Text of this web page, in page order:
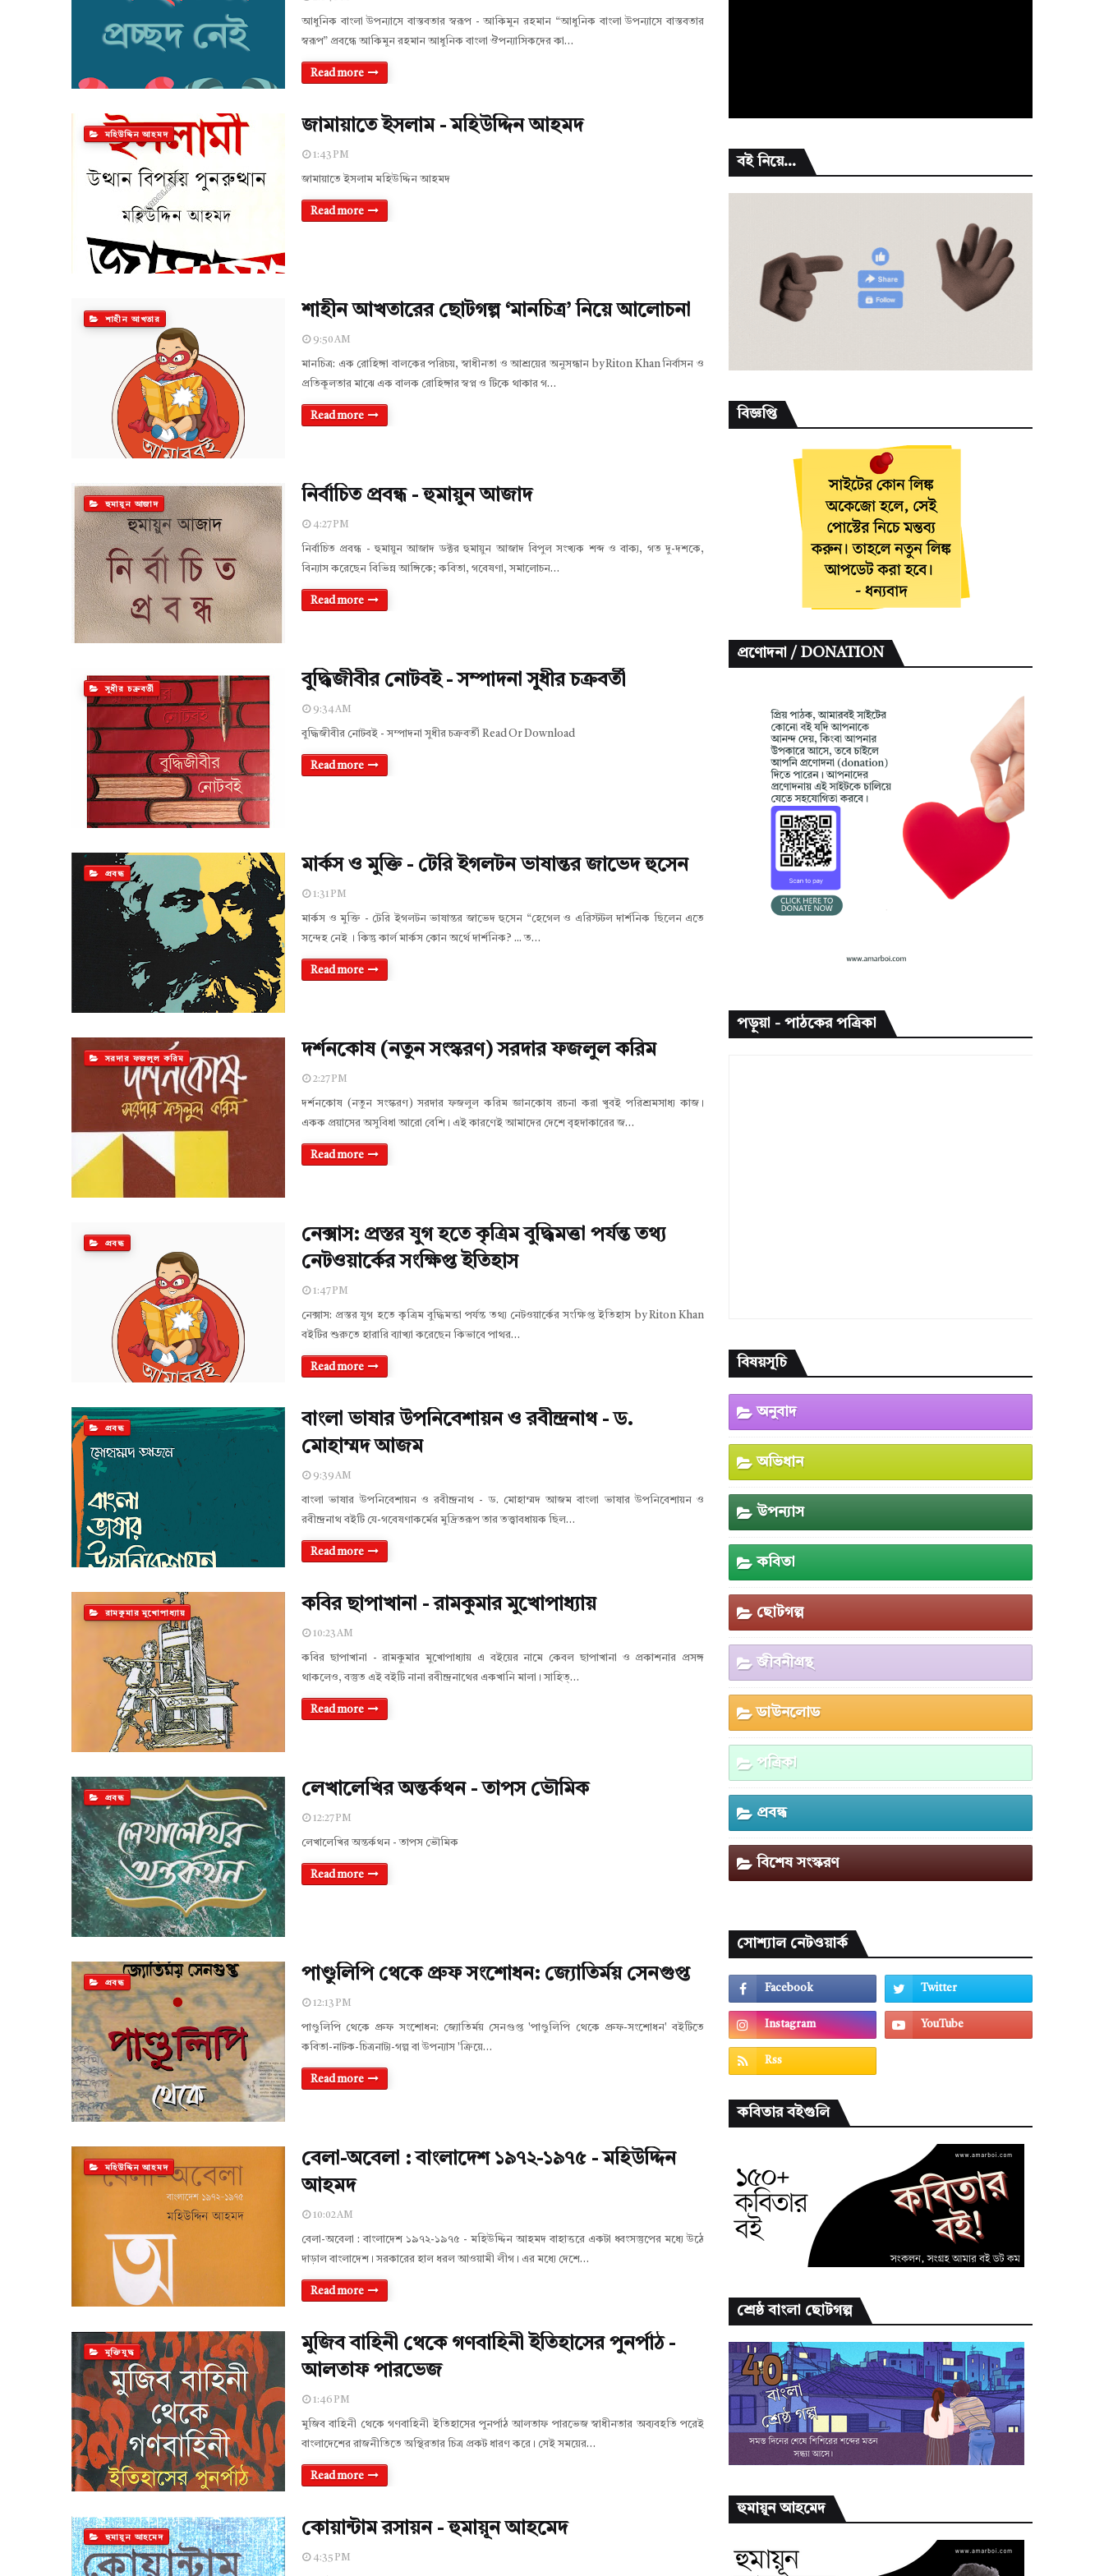
আধুনিক বাংলা উপন্যাসে বাস্তবতার স্বরূপ - আকিমুন রহমান “আধুনিক বাংলা উপন্যাসে বাস্তবতার
স্বরূপ” প্রবন্ধে আকিমুন রহমান আধুনিক বাংলা ঔপন্যাসিকদের কা…
Read more
মহিউদ্দিন আহমদ জামায়াতে ইসলাম - মহিউদ্দিন আহমদ
1:43 PM
জামায়াতে ইসলাম মহিউদ্দিন আহমদ
Read more
শাহীন আখতার শাহীন আখতারের ছোটগল্প ‘মানচিত্র’ নিয়ে আলোচনা
9:50 AM
মানচিত্র: এক রোহিঙ্গা বালকের পরিচয়, স্বাধীনতা ও আশ্রয়ের অনুসন্ধান by Riton Khan নির্বাসন ও
প্রতিকূলতার মাঝে এক বালক রোহিঙ্গার স্বপ্ন ও টিকে থাকার গ…
Read more
হুমায়ুন আজাদ নির্বাচিত প্রবন্ধ - হুমায়ুন আজাদ
4:27 PM
নির্বাচিত প্রবন্ধ - হুমায়ুন আজাদ ডক্টর হুমায়ুন আজাদ বিপুল সংখ্যক শব্দ ও বাক্য, গত দু-দশকে,
বিন্যাস করেছেন বিভিন্ন আঙ্গিকে; কবিতা, গবেষণা, সমালোচন…
Read more
সুধীর চক্রবর্তী বুদ্ধিজীবীর নোটবই - সম্পাদনা সুধীর চক্রবর্তী
9:34 AM
বুদ্ধিজীবীর নোটবই - সম্পাদনা সুধীর চক্রবর্তী Read Or Download
Read more
প্রবন্ধ মার্কস ও মুক্তি - টেরি ইগলটন ভাষান্তর জাভেদ হুসেন
1:31 PM
মার্কস ও মুক্তি - টেরি ইগলটন ভাষান্তর জাভেদ হুসেন “হেগেল ও এরিস্টটল দার্শনিক ছিলেন এতে
সন্দেহ নেই । কিন্তু কার্ল মার্কস কোন অর্থে দার্শনিক? ... ত…
Read more
সরদার ফজলুল করিম দর্শনকোষ (নতুন সংস্করণ) সরদার ফজলুল করিম
2:27 PM
দর্শনকোষ (নতুন সংস্করণ) সরদার ফজলুল করিম জ্ঞানকোষ রচনা করা খুবই পরিশ্রমসাধ্য কাজ।
একক প্রয়াসের অসুবিধা আরো বেশি। এই কারণেই আমাদের দেশে বৃহদাকারের জ…
Read more
প্রবন্ধ
নেক্সাস: প্রস্তর যুগ হতে কৃত্রিম বুদ্ধিমত্তা পর্যন্ত তথ্য
নেটওয়ার্কের সংক্ষিপ্ত ইতিহাস
1:47 PM
নেক্সাস: প্রস্তর যুগ হতে কৃত্রিম বুদ্ধিমত্তা পর্যন্ত তথ্য নেটওয়ার্কের সংক্ষিপ্ত ইতিহাস by Riton Khan
বইটির শুরুতে হারারি ব্যাখ্যা করেছেন কিভাবে পাথর…
Read more
প্রবন্ধ
বাংলা ভাষার উপনিবেশায়ন ও রবীন্দ্রনাথ - ড.
মোহাম্মদ আজম
9:39 AM
বাংলা ভাষার উপনিবেশায়ন ও রবীন্দ্রনাথ - ড. মোহাম্মদ আজম বাংলা ভাষার উপনিবেশায়ন ও
রবীন্দ্রনাথ বইটি যে-গবেষণাকর্মের মুদ্রিতরূপ তার তত্ত্বাবধায়ক ছিল…
Read more
রামকুমার মুখোপাধ্যায় কবির ছাপাখানা - রামকুমার মুখোপাধ্যায়
10:23 AM
কবির ছাপাখানা - রামকুমার মুখোপাধ্যায় এ বইয়ের নামে কেবল ছাপাখানা ও প্রকাশনার প্রসঙ্গ
থাকলেও, বস্তুত এই বইটি নানা রবীন্দ্রনাথের একখানি মালা। সাহিত্…
Read more
প্রবন্ধ লেখালেখির অন্তর্কথন - তাপস ভৌমিক
12:27 PM
লেখালেখির অন্তর্কথন - তাপস ভৌমিক
Read more
প্রবন্ধ পাণ্ডুলিপি থেকে প্রুফ সংশোধন: জ্যোতির্ময় সেনগুপ্ত
12:13 PM
পাণ্ডুলিপি থেকে প্রুফ সংশোধন: জ্যোতির্ময় সেনগুপ্ত 'পাণ্ডুলিপি থেকে প্রুফ-সংশোধন' বইটিতে
কবিতা-নাটক-চিত্রনাট্য-গল্প বা উপন্যাস 'ক্রিয়ে…
Read more
মহিউদ্দিন আহমদ
বেলা-অবেলা : বাংলাদেশ ১৯৭২-১৯৭৫ - মহিউদ্দিন
আহমদ
10:02 AM
বেলা-অবেলা : বাংলাদেশ ১৯৭২-১৯৭৫ - মহিউদ্দিন আহমদ বাহাত্তরে একটা ধ্বংসস্তুপের মধ্যে উঠে
দাড়াল বাংলাদেশ। সরকারের হাল ধরল আওয়ামী লীগ। এর মধ্যে দেশে…
Read more
মুক্তিযুদ্ধ
মুজিব বাহিনী থেকে গণবাহিনী ইতিহাসের পুনর্পাঠ -
আলতাফ পারভেজ
1:46 PM
মুজিব বাহিনী থেকে গণবাহিনী ইতিহাসের পুনর্পাঠ আলতাফ পারভেজ স্বাধীনতার অব্যবহতি পরেই
বাংলাদেশের রাজনীতিতে অস্থিরতার চিত্র প্রকট ধারণ করে। সেই সময়ের…
Read more
হুমায়ূন আহমেদ কোয়ান্টাম রসায়ন - হুমায়ূন আহমেদ
4:35 PM
বই নিয়ে...
বিজ্ঞপ্তি
প্রণোদনা / DONATION
পড়ুয়া - পাঠকের পত্রিকা
বিষয়সূচি
অনুবাদ
অভিধান
উপন্যাস
কবিতা
ছোটগল্প
জীবনীগ্রন্থ
ডাউনলোড
পত্রিকা
প্রবন্ধ
বিশেষ সংস্করণ
সোশ্যাল নেটওয়ার্ক
কবিতার বইগুলি
শ্রেষ্ঠ বাংলা ছোটগল্প
হুমায়ূন আহমেদ